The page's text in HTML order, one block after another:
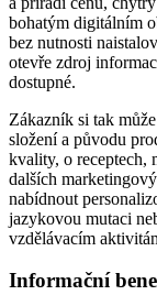
bohatým digitálním
bez nutnosti
otevře zdroj
dostupné.
Zákazník si tak
složení a původu
kvality, o receptech,
dalších
nabídnout
jazykovou mutaci
vzdělávacím
Informační